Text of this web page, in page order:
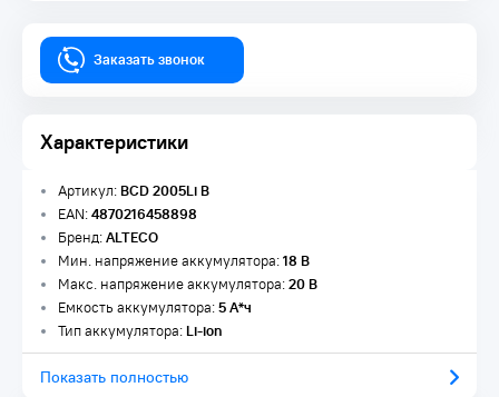
Заказать звонок
Характеристики
Артикул:BCD 2005Li B
EAN:4870216458898
Бренд:ALTECO
Мин. напряжение аккумулятора:18 В
Макс. напряжение аккумулятора:20 В
Емкость аккумулятора:5 А*ч
Тип аккумулятора:Li-ion
Показать полностью